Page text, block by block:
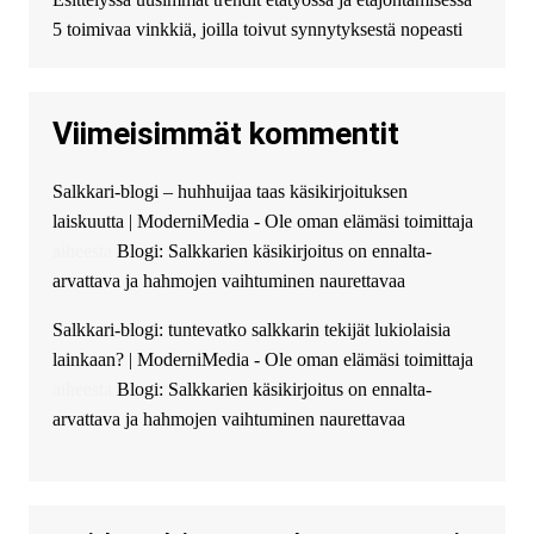
документов? Тогда обратитесь
guest_4889 :Cmon Suomi 👏
The Admin: High five! You’ve
successfully installed Simple
Ajax Chat.
5 toimivaa vinkkiä, joilla toivut synnytyksestä nopeasti
Viimeisimmät kommentit
Salkkari-blogi – huhhuijaa taas käsikirjoituksen
laiskuutta | ModerniMedia - Ole oman elämäsi toimittaja
Blogi: Salkkarien käsikirjoitus on ennalta-
arvattava ja hahmojen vaihtuminen naurettavaa
Salkkari-blogi: tuntevatko salkkarin tekijät lukiolaisia
lainkaan? | ModerniMedia - Ole oman elämäsi toimittaja
Blogi: Salkkarien käsikirjoitus on ennalta-
arvattava ja hahmojen vaihtuminen naurettavaa